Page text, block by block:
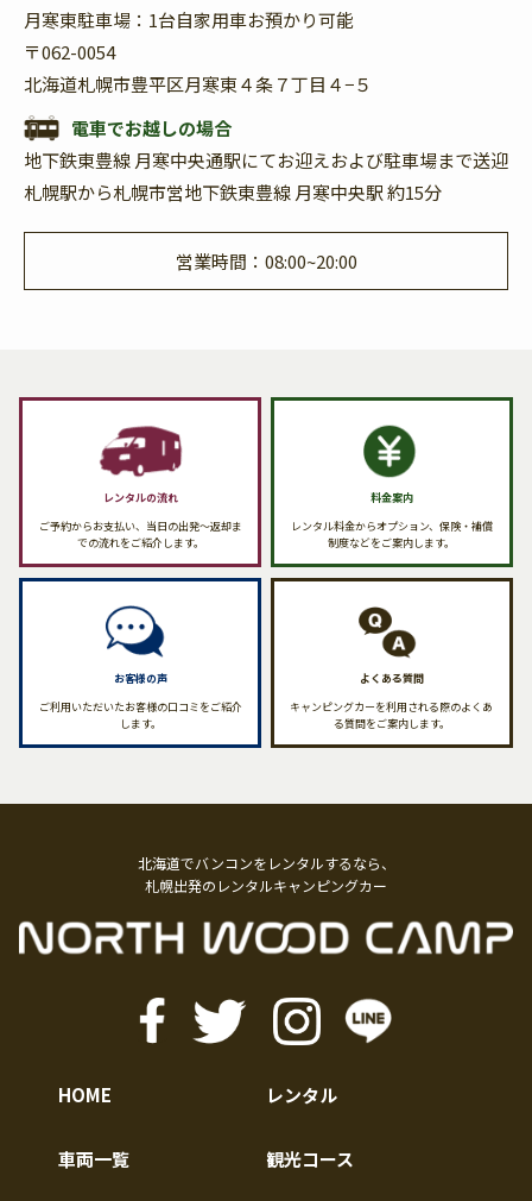
月寒東駐車場：1台自家用車お預かり可能
〒062-0054
北海道札幌市豊平区月寒東４条７丁目４−５
電車でお越しの場合
地下鉄東豊線 月寒中央通駅にてお迎えおよび駐車場まで送迎
札幌駅から札幌市営地下鉄東豊線 月寒中央駅 約15分
営業時間：08:00~20:00
レンタルの流れ
ご予約からお支払い、当日の出発〜返却ま
での流れをご紹介します。
料金案内
レンタル料金からオプション、保険・補償
制度などをご案内します。
お客様の声
ご利用いただいたお客様の口コミをご紹介
します。
よくある質問
キャンピングカーを利用される際のよくあ
る質問をご案内します。
北海道でバンコンをレンタルするなら、
札幌出発のレンタルキャンピングカー
HOME
車両一覧
レンタル
観光コース